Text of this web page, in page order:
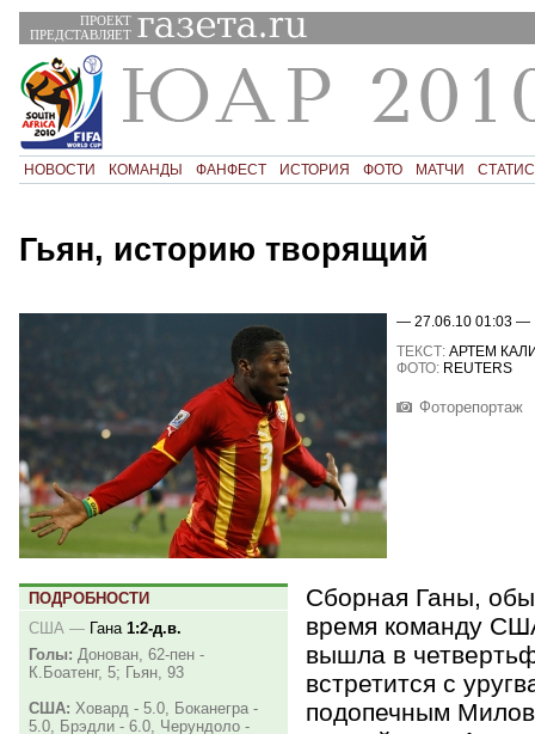
ПРОЕКТ
ПРЕДСТАВЛЯЕТ
НОВОСТИ КОМАНДЫ ФАНФЕСТ ИСТОРИЯ ФОТО МАТЧИ
Гьян, историю творящий
— 27.06.10 01:03 —
ТЕКСТ: АРТЕМ
ФОТО: REUTERS
Фоторепортаж
Сборная Ганы,
время команду
вышла в
встретится с
подопечным
ПОДРОБНОСТИ
США — Гана 1:2-д.в.
Голы: Донован, 62-пен -
К.Боатенг, 5; Гьян, 93
США: Ховард - 5.0, Боканегра -
5.0, Брэдли - 6.0, Черундоло -